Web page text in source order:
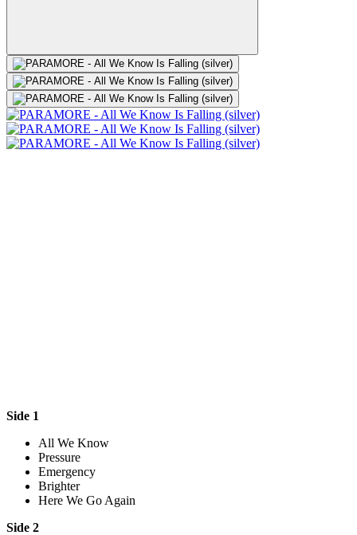
Side 1
All We Know
Pressure
Emergency
Brighter
Here We Go Again
Side 2